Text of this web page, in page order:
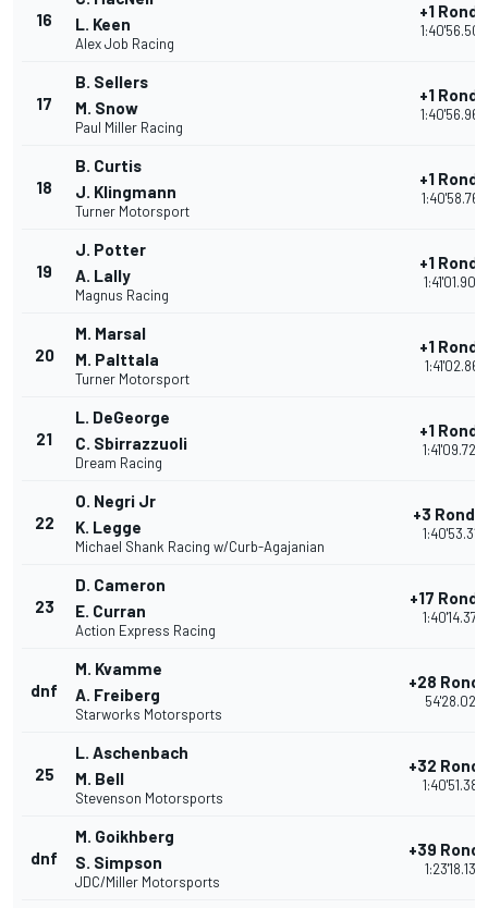
16
L. Keen
Alex Job Racing
+1 Ronde
1:40'56.504
17
B. Sellers
M. Snow
Paul Miller Racing
+1 Ronde
1:40'56.968
18
B. Curtis
J. Klingmann
Turner Motorsport
+1 Ronde
1:40'58.767
19
J. Potter
A. Lally
Magnus Racing
+1 Ronde
1:41'01.908
20
M. Marsal
M. Palttala
Turner Motorsport
+1 Ronde
1:41'02.861
21
L. DeGeorge
C. Sbirrazzuoli
Dream Racing
+1 Ronde
1:41'09.720
22
O. Negri Jr
K. Legge
Michael Shank Racing w/Curb-Agajanian
+3
1:40'53.315
23
D. Cameron
E. Curran
Action Express Racing
+17
1:40'14.379
dnf
M. Kvamme
A. Freiberg
Starworks Motorsports
+28
54'28.029
25
L. Aschenbach
M. Bell
Stevenson Motorsports
+32
1:40'51.388
dnf
M. Goikhberg
S. Simpson
JDC/Miller Motorsports
+39
1:23'18.132